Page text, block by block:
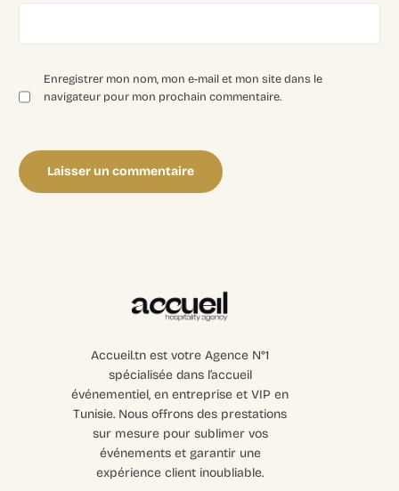
Enregistrer mon nom, mon e-mail et mon site dans le
navigateur pour mon prochain commentaire.
Accueil.tn est votre Agence N°1
spécialisée dans l’accueil
événementiel, en entreprise et VIP en
Tunisie. Nous offrons des prestations
sur mesure pour sublimer vos
événements et garantir une
expérience client inoubliable.